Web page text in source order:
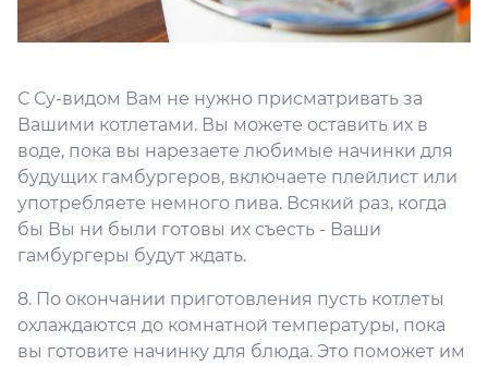
С Су-видом Вам не нужно присматривать за
Вашими котлетами. Вы можете оставить их в
воде, пока вы нарезаете любимые начинки для
будущих гамбургеров, включаете плейлист или
употребляете немного пива. Всякий раз, когда
бы Вы ни были готовы их съесть - Ваши
гамбургеры будут ждать.
8. По окончании приготовления пусть котлеты
охлаждаются до комнатной температуры, пока
вы готовите начинку для блюда. Это поможет им